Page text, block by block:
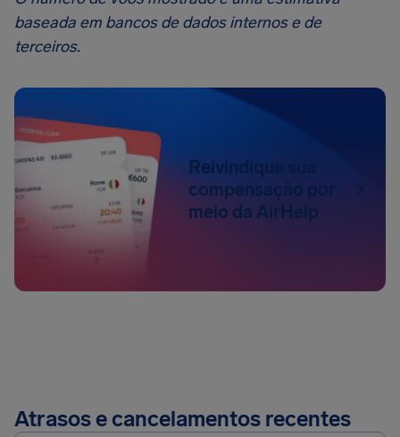
baseada em bancos de dados internos e de
terceiros.
Reivindique sua
compensação por
meio da AirHelp
Atrasos e cancelamentos recentes